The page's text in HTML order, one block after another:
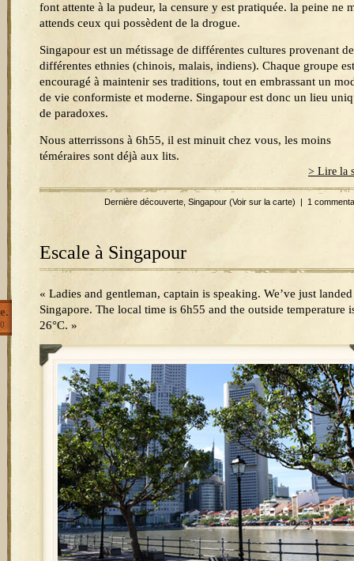
font attente à la pudeur, la censure y est pratiquée. la peine ne
attends ceux qui possèdent de la drogue.
Singapour est un métissage de différentes cultures provenant de
différentes ethnies (chinois, malais, indiens). Chaque groupe est
encouragé à maintenir ses traditions, tout en embrassant un
de vie conformiste et moderne. Singapour est donc un lieu
de paradoxes.
Nous atterrissons à 6h55, il est minuit chez vous, les moins
téméraires sont déjà aux lits.
> Lire la
Dernière découverte Singapour (Voir sur la carte) | 1
Escale à Singapour
« Ladies and gentleman, captain is speaking. We’ve just
Singapore. The local time is 6h55 and the outside temperature
26°C. »